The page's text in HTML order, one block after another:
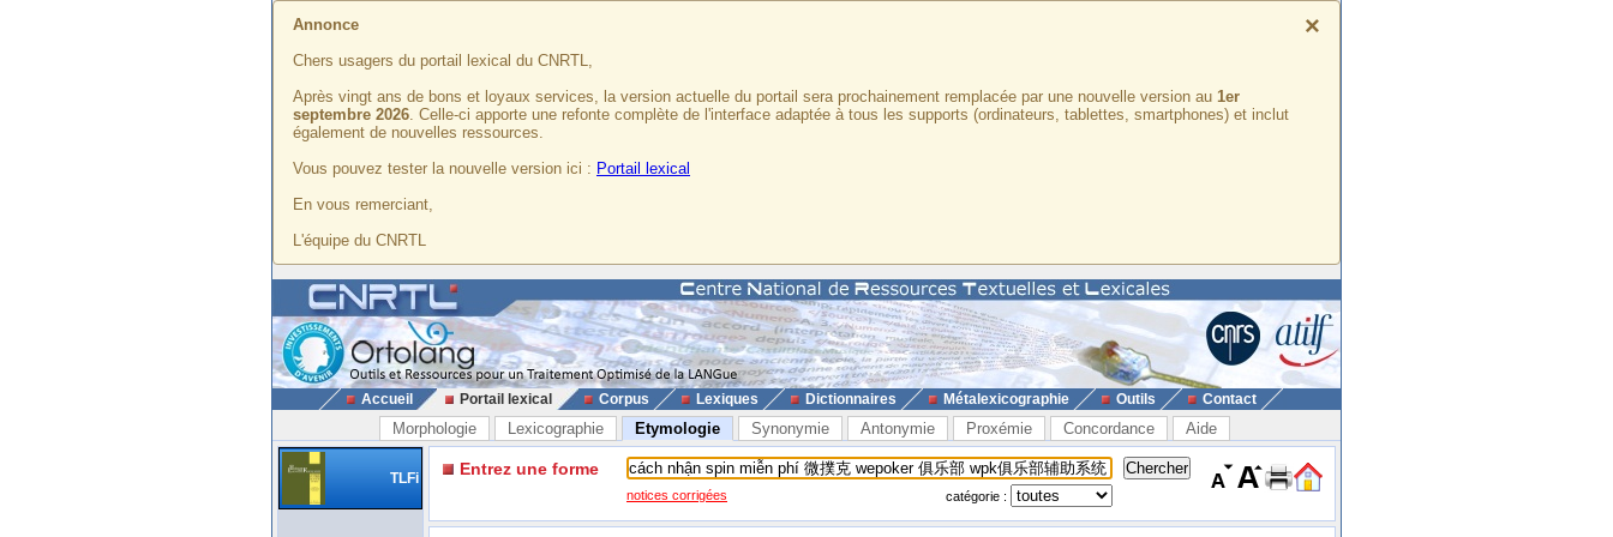
×
Annonce
Chers usagers du portail lexical du CNRTL,
Après vingt ans de bons et loyaux services, la version actuelle du portail sera prochainement remplacée par une nouvelle version au 1er
septembre 2026. Celle-ci apporte une refonte complète de l'interface adaptée à tous les supports (ordinateurs, tablettes, smartphones) et inclut
également de nouvelles ressources.
Vous pouvez tester la nouvelle version ici : Portail lexical
En vous remerciant,
L'équipe du CNRTL
Accueil Portail lexical Corpus Lexiques Dictionnaires Métalexicographie Outils Contact
Morphologie Lexicographie Etymologie Synonymie Antonymie Proxémie Concordance Aide
TLFi Entrez une forme
notices corrigées catégorie :